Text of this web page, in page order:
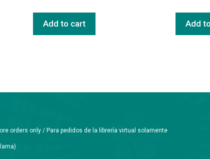
Add to cart Add
orders only / Para pedidos de la librería virtual solamente